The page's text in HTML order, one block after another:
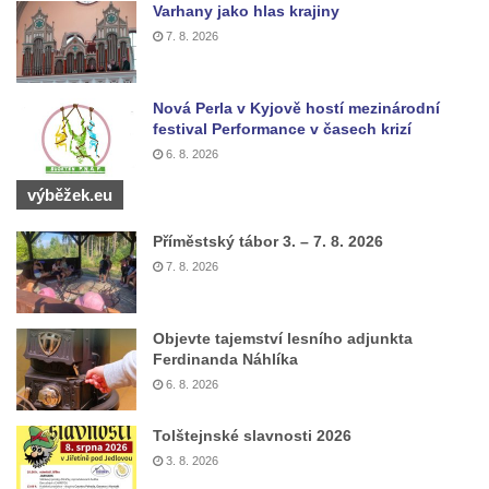
Kaple Getsemanské zahrady na křížové
cestě na Křížovém vrchu ve Frýdlantu
Kaple Božího hrobu na Křížové cestě na
Křížovém vrchu ve Frýdlantu
Poustevna na Křížové cestě na Křížovém
vrchu ve Frýdlantu
Kostel svatého Jakuba Většího v Sokolově
Kostel Nanebevzetí Panny Marie ve
Slunečné
Kostel Jména Panny Marie v Sepekově
Kaple Stětí svatého Jana Křtitele v
Rumburku
Kostel svaté Kateřiny Alexandrijské v
Krásně
Varhany jako hlas krajiny
7. 8. 2026
Nová Perla v Kyjově hostí mezinárodní
festival Performance v časech krizí
6. 8. 2026
výběžek.eu
Příměstský tábor 3. – 7. 8. 2026
7. 8. 2026
Objevte tajemství lesního adjunkta
Ferdinanda Náhlíka
6. 8. 2026
Tolštejnské slavnosti 2026
3. 8. 2026